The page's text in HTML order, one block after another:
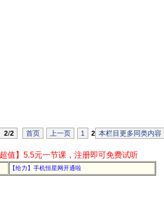
2/2 首页 上一页 1 2 本栏目更多同类内容
超值】5.5元一节课，注册即可免费试听
【给力】手机恒星网开通啦